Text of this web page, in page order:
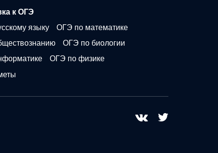
к ОГЭ
языку
ОГЭ по математике
ОГЭ по биологии
ОГЭ по физике